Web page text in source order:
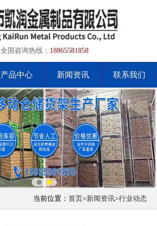
全国咨询热线： 18865581858
产品中心 新闻资讯 联系我们
当前位置： 首页>新闻资讯>行业动态